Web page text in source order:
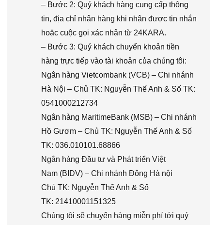
– Bước 2: Quý khách hàng cung cấp thông
tin, địa chỉ nhận hàng khi nhận được tin nhắn
hoặc cuộc gọi xác nhận từ 24KARA.
– Bước 3: Quý khách chuyển khoản tiền
hàng trực tiếp vào tài khoản của chúng tôi:
Ngân hàng Vietcombank (VCB) – Chi nhánh
Hà Nội – Chủ TK: Nguyễn Thế Anh & Số TK:
0541000212734
Ngân hàng MaritimeBank (MSB) – Chi nhánh
Hồ Gươm – Chủ TK: Nguyễn Thế Anh & Số
TK: 036.010101.68866
Ngân hàng Đầu tư và Phát triển Việt
Nam (BIDV) – Chi nhánh Đông Hà nội
Chủ TK: Nguyễn Thế Anh & Số
TK: 21410001151325
Chúng tôi sẽ chuyển hàng miễn phí tới quý